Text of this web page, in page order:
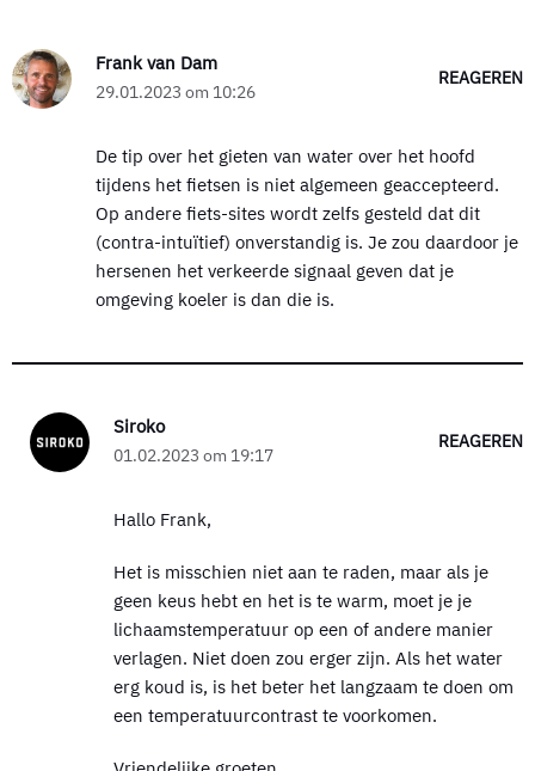
Frank van Dam
29.01.2023 om 10:26
REAGEREN
De tip over het gieten van water over het hoofd
tijdens het fietsen is niet algemeen geaccepteerd.
Op andere fiets-sites wordt zelfs gesteld dat dit
(contra-intuïtief) onverstandig is. Je zou daardoor je
hersenen het verkeerde signaal geven dat je
omgeving koeler is dan die is.
Siroko
01.02.2023 om 19:17
REAGEREN
Hallo Frank,
Het is misschien niet aan te raden, maar als je
geen keus hebt en het is te warm, moet je je
lichaamstemperatuur op een of andere manier
verlagen. Niet doen zou erger zijn. Als het water
erg koud is, is het beter het langzaam te doen om
een temperatuurcontrast te voorkomen.